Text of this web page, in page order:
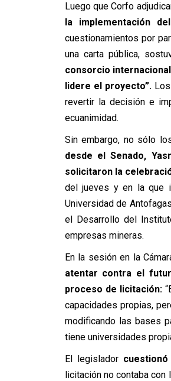
Luego que Corfo
la implementación
cuestionamientos por
una carta pública,
consorcio
lidere el proyecto”.
revertir la decisión e
ecuanimidad.
Sin embargo, no sólo
desde el Senado,
solicitaron la
del jueves y en la que
Universidad de
el Desarrollo del
empresas mineras.
En la sesión en la
atentar contra el
proceso de licitación:
capacidades propias,
modificando las bases
tiene universidades
El legislador
licitación no contaba